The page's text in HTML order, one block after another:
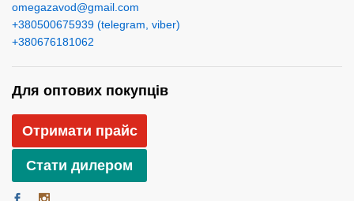
omegazavod@gmail.com
+380500675939 (telegram, viber)
+380676181062
Для оптових покупців
Отримати прайс
Стати дилером